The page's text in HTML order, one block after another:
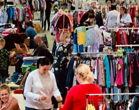
TERMINE 2026